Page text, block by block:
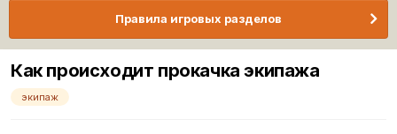
Правила игровых разделов
Как происходит прокачка экипажа
экипаж